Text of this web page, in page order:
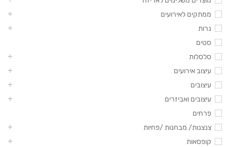
ממתקים לאירועים
נרות
סטים
סלסלות
עיצוב אירועים
עיצובים
עיצובים ואביזרים
פרחים
צנצנות/ מבחנות /פחיות
קופסאות